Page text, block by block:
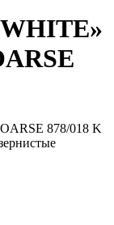
878/018 K